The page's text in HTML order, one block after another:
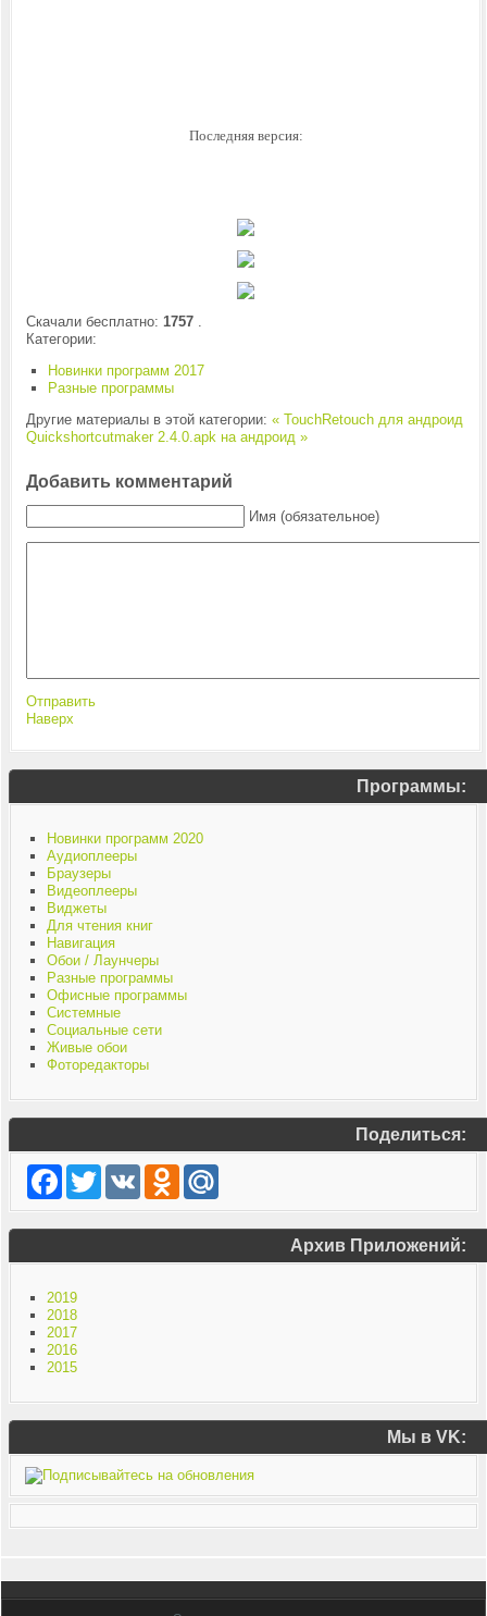
Последняя версия:
Скачали бесплатно: 1757.
Категории:
Новинки программ 2017
Разные программы
Другие материалы в этой категории: « TouchRetouch для андроид
Quickshortcutmaker 2.4.0.apk на андроид »
Добавить комментарий
Имя (обязательное)
Отправить
Наверх
Программы:
Новинки программ 2020
Аудиоплееры
Браузеры
Видеоплееры
Виджеты
Для чтения книг
Навигация
Обои / Лаунчеры
Разные программы
Офисные программы
Системные
Социальные сети
Живые обои
Фоторедакторы
Поделиться:
Facebook
TwitterVK Odnoklassniki
Mail.Ru
Архив Приложений:
2019
2018
2017
2016
2015
Мы в VK: